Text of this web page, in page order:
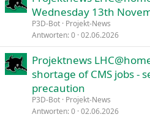
Wednesday 13th
P3D-Bot Projekt-News
Antworten 0 02.06.2026
Projektnews
shortage of CMS jobs -
precaution
P3D-Bot Projekt-News
Antworten 0 02.06.2026